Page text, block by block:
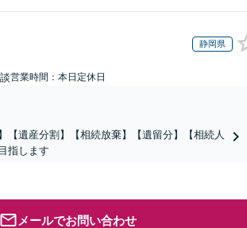
静岡県
営業時間：本日定休日
【遺産分割】【相続放棄】【遺留分】【相続人
指します
メールでお問い合わせ